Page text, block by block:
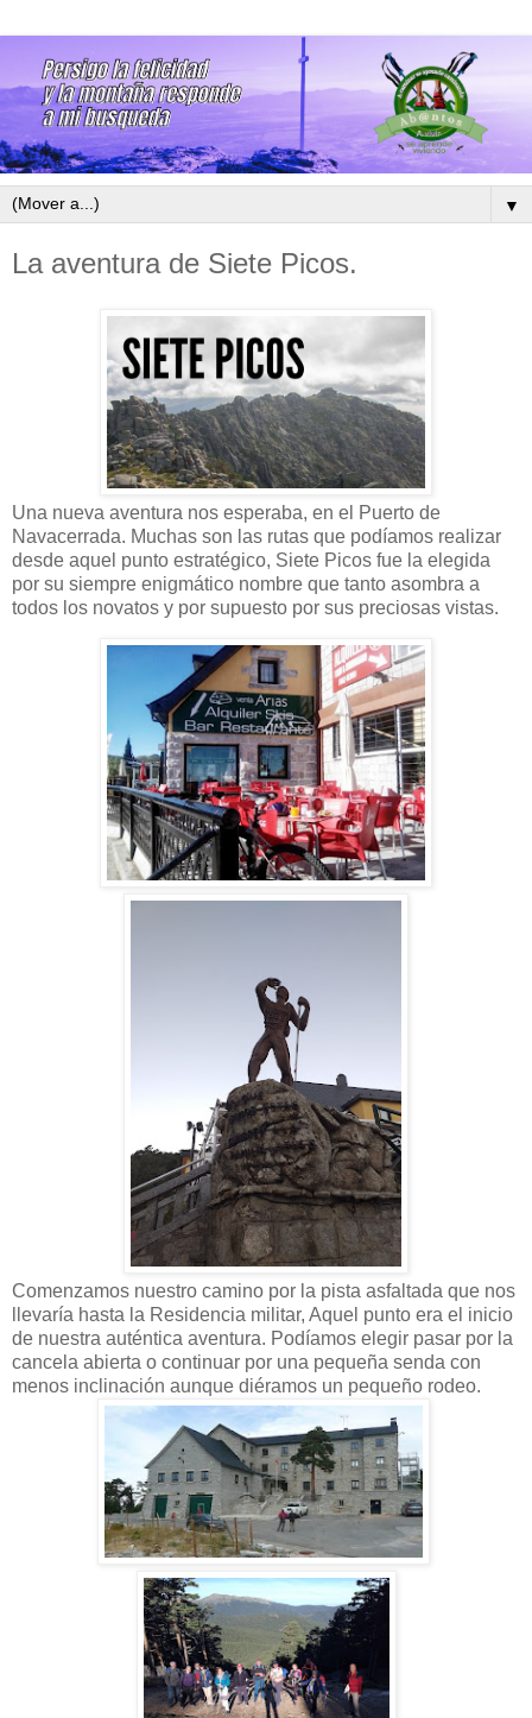
▼
La aventura de Siete Picos.
Una nueva aventura nos esperaba, en el Puerto de
Navacerrada. Muchas son las rutas que podíamos realizar
desde aquel punto estratégico, Siete Picos fue la elegida
por su siempre enigmático nombre que tanto asombra a
todos los novatos y por supuesto por sus preciosas vistas.
Comenzamos nuestro camino por la pista asfaltada que nos
llevaría hasta la Residencia militar, Aquel punto era el inicio
de nuestra auténtica aventura. Podíamos elegir pasar por la
cancela abierta o continuar por una pequeña senda con
menos inclinación aunque diéramos un pequeño rodeo.